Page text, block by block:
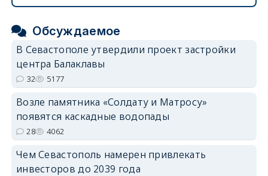
Обсуждаемое
В Севастополе утвердили проект застройки
центра Балаклавы
32 5177
Возле памятника «Солдату и Матросу»
появятся каскадные водопады
28 4062
Чем Севастополь намерен привлекать
инвесторов до 2039 года